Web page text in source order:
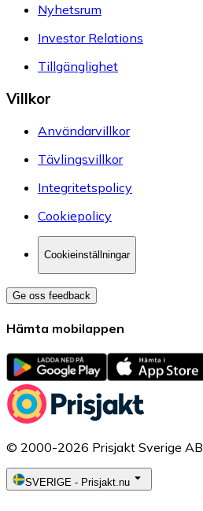
Nyhetsrum
Investor Relations
Tillgänglighet
Villkor
Användarvillkor
Tävlingsvillkor
Integritetspolicy
Cookiepolicy
Cookieinställningar
Ge oss feedback
Hämta mobilappen
© 2000-2026 Prisjakt Sverige AB
SVERIGE - Prisjakt.nu